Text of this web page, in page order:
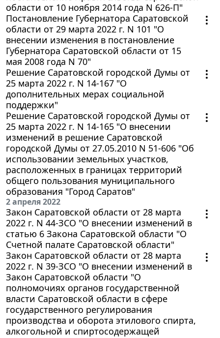
области от 10 ноября 2014 года N 626-П"
Постановление Губернатора Саратовской
области от 29 марта 2022 г. N 101 "О
внесении изменения в постановление
Губернатора Саратовской области от 15
мая 2008 года N 70"
Решение Саратовской городской Думы от
25 марта 2022 г. N 14-167 "О
дополнительных мерах социальной
поддержки"
Решение Саратовской городской Думы от
25 марта 2022 г. N 14-165 "О внесении
изменений в решение Саратовской
городской Думы от 27.05.2010 N 51-606 "Об
использовании земельных участков,
расположенных в границах территорий
общего пользования муниципального
образования "Город Саратов"
2 апреля 2022
Закон Саратовской области от 28 марта
2022 г. N 44-ЗСО "О внесении изменений в
статью 6 Закона Саратовской области "О
Счетной палате Саратовской области"
Закон Саратовской области от 28 марта
2022 г. N 39-ЗСО "О внесении изменений в
Закон Саратовской области "О
полномочиях органов государственной
власти Саратовской области в сфере
государственного регулирования
производства и оборота этилового спирта,
алкогольной и спиртосодержащей